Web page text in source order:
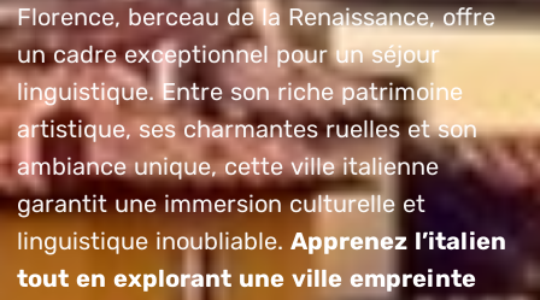
Florence, berceau de la Renaissance, offre
un cadre exceptionnel pour un séjour
linguistique. Entre son riche patrimoine
artistique, ses charmantes ruelles et son
ambiance unique, cette ville italienne
garantit une immersion culturelle et
linguistique inoubliable. Apprenez l’italien
tout en explorant une ville empreinte